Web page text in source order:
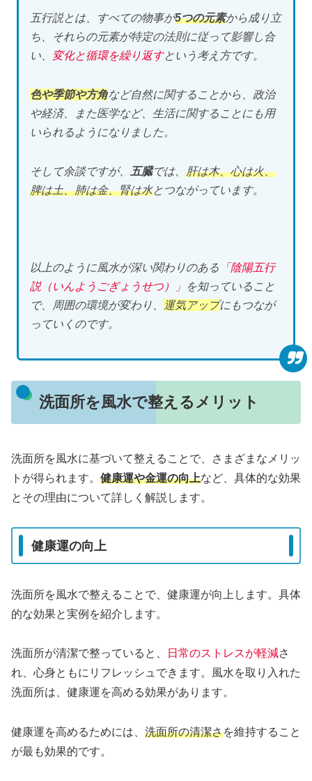
五行説とは、すべての物事が5つの元素から成り立
ち、それらの元素が特定の法則に従って影響し合
い、
変化と循環を繰り返すという考え方です。
色や季節や方角など自然に関することから、政治
や経済、また医学など、生活に関することにも用
いられるようになりました。
そして余談ですが、 五臓では、 肝は木、心は火、
脾は土、肺は金、腎は水とつながっています。
以上のように風水が深い関わりのある 「陰陽五行
説（いんようごぎょうせつ）」
を知っていること
で、周囲の環境が変わり、
運気アップにもつなが
っていくのです。
洗面所を風水で整えるメリット
洗面所を風水に基づいて整えることで、さまざまなメリッ
トが得られます。 健康運や金運の向上など、具体的な効果
とその理由について詳しく解説します。
健康運の向上
洗面所を風水で整えることで、健康運が向上します。具体
的な効果と実例を紹介します。
洗面所が清潔で整っていると、 日常のストレスが軽減さ
れ、心身ともにリフレッシュできます。風水を取り入れた
洗面所は、健康運を高める効果があります。
健康運を高めるためには、 洗面所の清潔さを維持すること
が最も効果的です。